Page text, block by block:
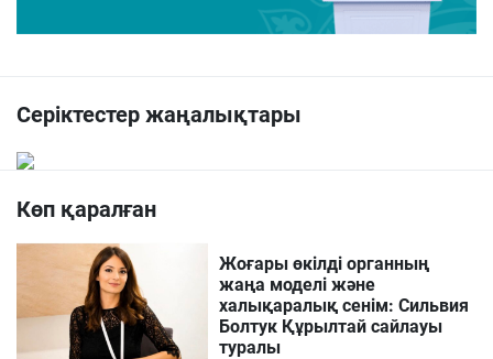
Серіктестер жаңалықтары
Көп қаралған
Жоғары өкілді органның
жаңа моделі және
халықаралық сенім: Сильвия
Болтук Құрылтай сайлауы
туралы